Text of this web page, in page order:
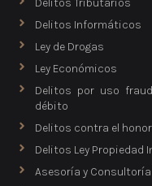
Delitos Tributarios
Delitos Informáticos
Ley de Drogas
Ley Económicos
Delitos por uso
débito
Delitos contra el
Delitos Ley Propiedad
Asesoría y